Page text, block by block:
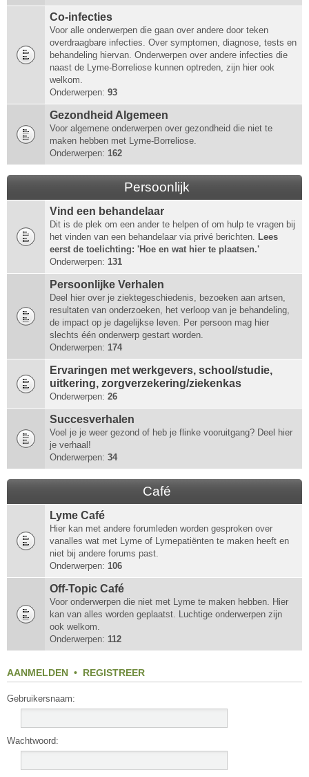
Co-infecties
Voor alle onderwerpen die gaan over andere door teken
overdraagbare infecties. Over symptomen, diagnose, tests en
behandeling hiervan. Onderwerpen over andere infecties die
naast de Lyme-Borreliose kunnen optreden, zijn hier ook
welkom.
Onderwerpen: 93
Gezondheid Algemeen
Voor algemene onderwerpen over gezondheid die niet te
maken hebben met Lyme-Borreliose.
Onderwerpen: 162
Persoonlijk
Vind een behandelaar
Dit is de plek om een ander te helpen of om hulp te vragen bij
het vinden van een behandelaar via privé berichten. Lees
eerst de toelichting: 'Hoe en wat hier te plaatsen.'
Onderwerpen: 131
Persoonlijke Verhalen
Deel hier over je ziektegeschiedenis, bezoeken aan artsen,
resultaten van onderzoeken, het verloop van je behandeling,
de impact op je dagelijkse leven. Per persoon mag hier
slechts één onderwerp gestart worden.
Onderwerpen: 174
Ervaringen met werkgevers, school/studie,
uitkering, zorgverzekering/ziekenkas
Onderwerpen: 26
Succesverhalen
Voel je je weer gezond of heb je flinke vooruitgang? Deel hier
je verhaal!
Onderwerpen: 34
Café
Lyme Café
Hier kan met andere forumleden worden gesproken over
vanalles wat met Lyme of Lymepatiënten te maken heeft en
niet bij andere forums past.
Onderwerpen: 106
Off-Topic Café
Voor onderwerpen die niet met Lyme te maken hebben. Hier
kan van alles worden geplaatst. Luchtige onderwerpen zijn
ook welkom.
Onderwerpen: 112
AANMELDEN • REGISTREER
Gebruikersnaam:
Wachtwoord: